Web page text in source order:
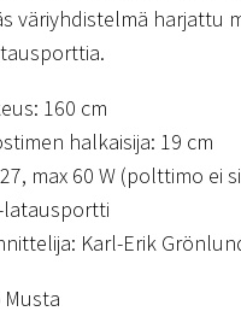
väriyhdistelmä harjattu
160 cm
halkaisija: 19 cm
max 60 W (polttimo ei
latausportti
Karl-Erik
Musta